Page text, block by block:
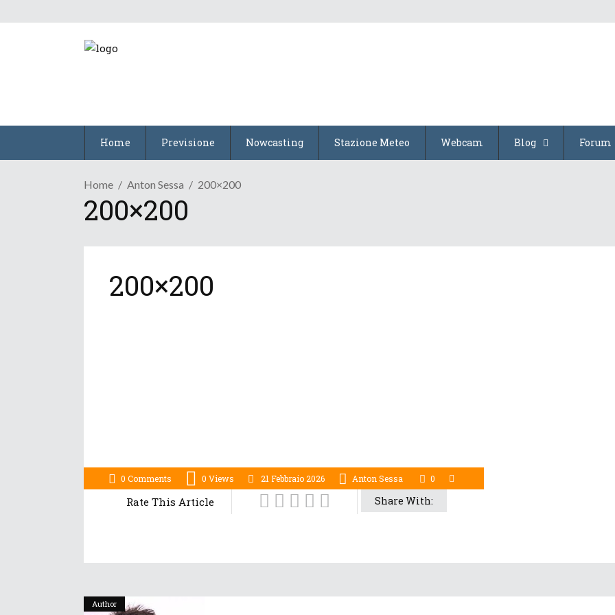
Home Previsione Nowcasting Stazione Meteo Webcam Blog Forum
Home Anton Sessa 200×200
200×200
0 Comments 0 Views 21 Febbraio 2026 Anton Sessa 0
200×200
Share With:
Rate This Article
Author